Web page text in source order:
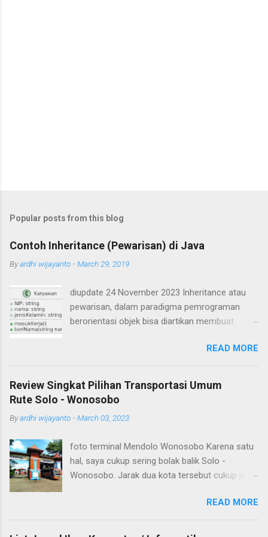
Popular posts from this blog
Contoh Inheritance (Pewarisan) di Java
Byardhi wijayanto -March 29, 2019
diupdate 24 November 2023 Inheritance atau
pewarisan, dalam paradigma pemrograman
berorientasi objek bisa diartikan membuat
Ada class yang ditiru (class induk / parent /
superclass) dan ada class hasil tiruan / hasil
turunan (class child / subclass). Subclass akan
mewarisi atribut dan method-method yang ada
pewarisan dalam OOP misalnya sebagai berikut.
nama, dan jenis kelamin serta dua buah method
yaitu masukKerja() dan beriNama(String nama).
Apabila digambarkan dalam class diagram
bahasa pemrograman Java sebagai berikut
Dibuat class baru yaitu Dosen, class Dosen
READ MORE
Review Singkat Pilihan Transportasi Umum
Rute Solo - Wonosobo
Byardhi wijayanto -March 03, 2023
foto terminal Mendolo Wonosobo Karena satu
hal, saya cukup sering bolak balik Solo -
Wonosobo. Jarak dua kota tersebut cukup jauh,
kendaraan pribadi seperti sepeda motor namun
kadang untuk meminimalisir rasa capek akibat
mengemudi saya memilih naik kendaraan
READ MORE